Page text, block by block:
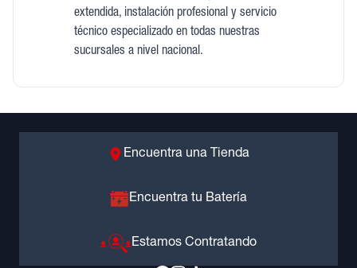
extendida, instalación profesional y servicio
técnico especializado en todas nuestras
sucursales a nivel nacional.
Encuentra una Tienda
Encuentra tu Batería
Estamos Contratando